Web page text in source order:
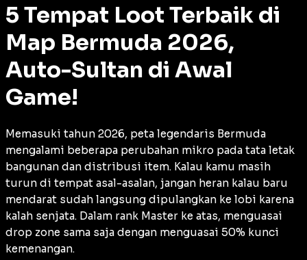
5 Tempat Loot Terbaik di
Map Bermuda 2026,
Auto-Sultan di Awal
Game!
Memasuki tahun 2026, peta legendaris Bermuda
mengalami beberapa perubahan mikro pada tata letak
bangunan dan distribusi item. Kalau kamu masih
turun di tempat asal-asalan, jangan heran kalau baru
mendarat sudah langsung dipulangkan ke lobi karena
kalah senjata. Dalam rank Master ke atas, menguasai
drop zone sama saja dengan menguasai 50% kunci
kemenangan.